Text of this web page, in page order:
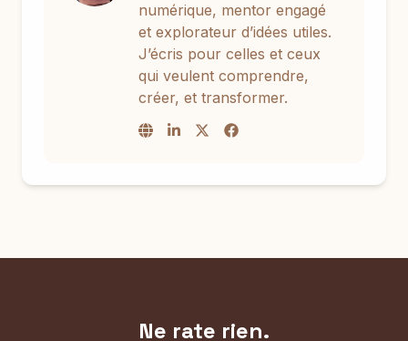
numérique, mentor engagé
et explorateur d’idées utiles.
J’écris pour celles et ceux
qui veulent comprendre,
créer, et transformer.
Ne rate rien.